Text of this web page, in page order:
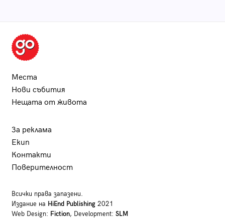
Места
Нови събития
Нещата от живота
За реклама
Екип
Контакти
Поверителност
Всички права запазени.
Издание на HiEnd Publishing2021
Web Design: Fiction, Development: SLM